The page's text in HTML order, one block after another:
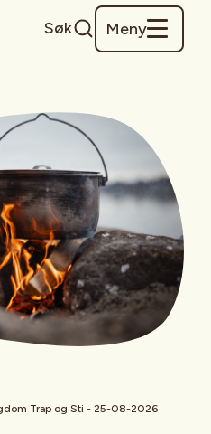
Søk Meny
Trap og Sti - 25-08-2026